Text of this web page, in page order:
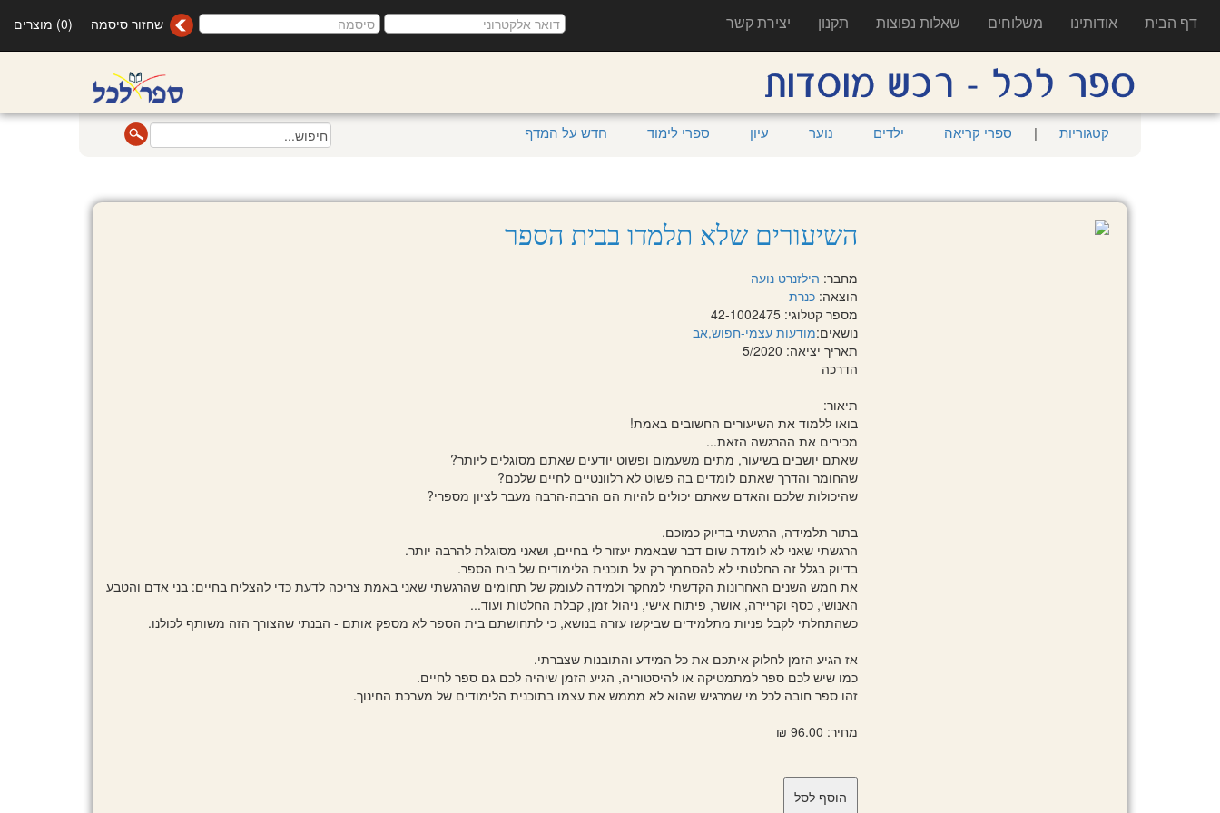
דף הבית אודותינו משלוחים שאלות נפוצות תקנון יצירת קשר שחזור סיסמה (0) מוצרים
קטגוריות | ספרי קריאה ילדים נוער עיון ספרי לימוד חדש על המדף
השיעורים שלא תלמדו בבית הספר
מחבר: הילזנרט נועה
הוצאה:כנרת
מספר קטלוגי: 42-1002475
נושאים:מודעות עצמי-חפוש,אב
תאריך יציאה: 5/2020
הדרכה
תיאור:
בואו ללמוד את השיעורים החשובים באמת!
מכירים את ההרגשה הזאת...
שאתם יושבים בשיעור, מתים משעמום ופשוט יודעים שאתם מסוגלים ליותר?
שהחומר והדרך שאתם לומדים בה פשוט לא רלוונטיים לחיים שלכם?
שהיכולות שלכם והאדם שאתם יכולים להיות הם הרבה-הרבה מעבר לציון מספרי?
בתור תלמידה, הרגשתי בדיוק כמוכם.
הרגשתי שאני לא לומדת שום דבר שבאמת יעזור לי בחיים, ושאני מסוגלת להרבה יותר.
בדיוק בגלל זה החלטתי לא להסתמך רק על תוכנית הלימודים של בית הספר.
את חמש השנים האחרונות הקדשתי למחקר ולמידה לעומק של תחומים שהרגשתי שאני באמת צריכה לדעת כדי להצליח בחיים: בני אדם והטבע
האנושי, כסף וקריירה, אושר, פיתוח אישי, ניהול זמן, קבלת החלטות ועוד...
כשהתחלתי לקבל פניות מתלמידים שביקשו עזרה בנושא, כי לתחושתם בית הספר לא מספק אותם - הבנתי שהצורך הזה משותף לכולנו.
אז הגיע הזמן לחלוק איתכם את כל המידע והתובנות שצברתי.
כמו שיש לכם ספר למתמטיקה או להיסטוריה, הגיע הזמן שיהיה לכם גם ספר לחיים.
זהו ספר חובה לכל מי שמרגיש שהוא לא מממש את עצמו בתוכנית הלימודים של מערכת החינוך.
מחיר: 96.00 ₪